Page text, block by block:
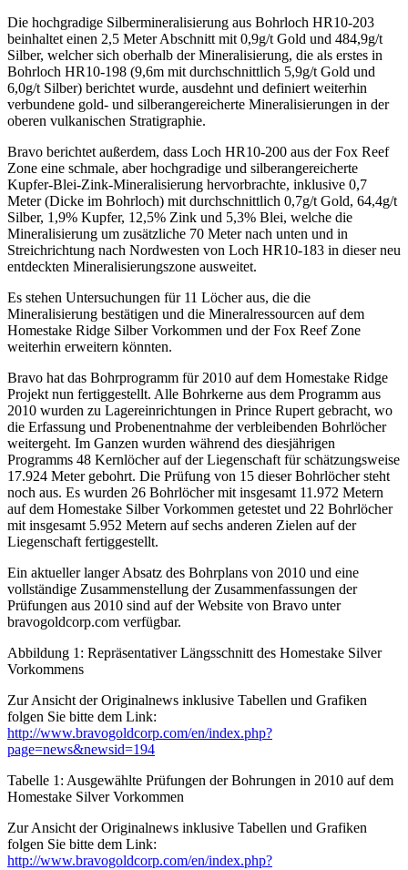
Die hochgradige Silbermineralisierung aus Bohrloch HR10-203
beinhaltet einen 2,5 Meter Abschnitt mit 0,9g/t Gold und 484,9g/t
Silber, welcher sich oberhalb der Mineralisierung, die als erstes in
Bohrloch HR10-198 (9,6m mit durchschnittlich 5,9g/t Gold und
6,0g/t Silber) berichtet wurde, ausdehnt und definiert weiterhin
verbundene gold- und silberangereicherte Mineralisierungen in der
oberen vulkanischen Stratigraphie.
Bravo berichtet außerdem, dass Loch HR10-200 aus der Fox Reef
Zone eine schmale, aber hochgradige und silberangereicherte
Kupfer-Blei-Zink-Mineralisierung hervorbrachte, inklusive 0,7
Meter (Dicke im Bohrloch) mit durchschnittlich 0,7g/t Gold, 64,4g/t
Silber, 1,9% Kupfer, 12,5% Zink und 5,3% Blei, welche die
Mineralisierung um zusätzliche 70 Meter nach unten und in
Streichrichtung nach Nordwesten von Loch HR10-183 in dieser neu
entdeckten Mineralisierungszone ausweitet.
Es stehen Untersuchungen für 11 Löcher aus, die die
Mineralisierung bestätigen und die Mineralressourcen auf dem
Homestake Ridge Silber Vorkommen und der Fox Reef Zone
weiterhin erweitern könnten.
Bravo hat das Bohrprogramm für 2010 auf dem Homestake Ridge
Projekt nun fertiggestellt. Alle Bohrkerne aus dem Programm aus
2010 wurden zu Lagereinrichtungen in Prince Rupert gebracht, wo
die Erfassung und Probenentnahme der verbleibenden Bohrlöcher
weitergeht. Im Ganzen wurden während des diesjährigen
Programms 48 Kernlöcher auf der Liegenschaft für schätzungsweise
17.924 Meter gebohrt. Die Prüfung von 15 dieser Bohrlöcher steht
noch aus. Es wurden 26 Bohrlöcher mit insgesamt 11.972 Metern
auf dem Homestake Silber Vorkommen getestet und 22 Bohrlöcher
mit insgesamt 5.952 Metern auf sechs anderen Zielen auf der
Liegenschaft fertiggestellt.
Ein aktueller langer Absatz des Bohrplans von 2010 und eine
vollständige Zusammenstellung der Zusammenfassungen der
Prüfungen aus 2010 sind auf der Website von Bravo unter
bravogoldcorp.com verfügbar.
Abbildung 1: Repräsentativer Längsschnitt des Homestake Silver
Vorkommens
Zur Ansicht der Originalnews inklusive Tabellen und Grafiken
folgen Sie bitte dem Link:
http://www.bravogoldcorp.com/en/index.php?
page=news&newsid=194
Tabelle 1: Ausgewählte Prüfungen der Bohrungen in 2010 auf dem
Homestake Silver Vorkommen
Zur Ansicht der Originalnews inklusive Tabellen und Grafiken
folgen Sie bitte dem Link:
http://www.bravogoldcorp.com/en/index.php?